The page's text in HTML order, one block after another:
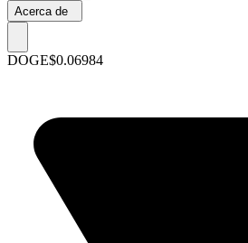
Acerca de
DOGE$0.06984